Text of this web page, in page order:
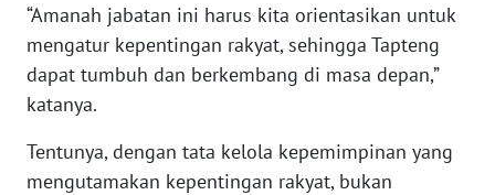
“Amanah jabatan ini harus kita orientasikan untuk
mengatur kepentingan rakyat, sehingga Tapteng
dapat tumbuh dan berkembang di masa depan,”
katanya.
Tentunya, dengan tata kelola kepemimpinan yang
mengutamakan kepentingan rakyat, bukan
WN
LANGKAT
WN
TAPANULI
SELATAN